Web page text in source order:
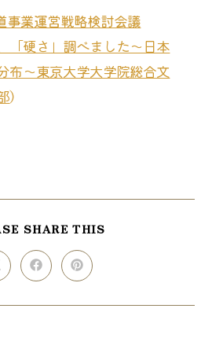
事業運営戦略検討会議
「硬さ」調べました～日本
布～東京大学大学院総合文
）
SHARE THIS
Opens
in
new
Opens
in
new